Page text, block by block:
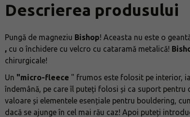
Descrierea produsului
Pungă de magneziu Bishop! Aceasta nu este o
, cu o închidere cu velcro cu cataramă metalică!
chirurgicale!
Un "micro-fleece " frumos este folosit pe interior,
îndemână, pe care îl puteți folosi și ca suport pentru
valoare și elementele esențiale pentru bouldering,
dacă se ajunge în cel mai rău caz! Apoi puteți